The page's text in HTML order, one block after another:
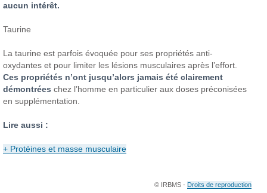
aucun intérêt.
Taurine
La taurine est parfois évoquée pour ses propriétés anti-
oxydantes et pour limiter les lésions musculaires après l’effort.
Ces propriétés n’ont jusqu’alors jamais été clairement
démontrées chez l’homme en particulier aux doses préconisées
en supplémentation.
Lire aussi :
+ Protéines et masse musculaire
© IRBMS - Droits de reproduction